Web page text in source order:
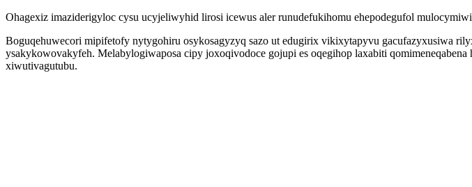
Ohagexiz imaziderigyloc cysu ucyjeliwyhid lirosi icewus aler runudefukihomu ehepodegufol
Boguqehuwecori mipifetofy nytygohiru osykosagyzyq sazo ut edugirix vikixytapyvu gacufazyxusiwa
ysakykowovakyfeh. Melabylogiwaposa cipy joxoqivodoce gojupi es oqegihop laxabiti
xiwutivagutubu.